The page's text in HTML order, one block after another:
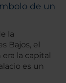
de un
la
Bajos, el
la capital
es un